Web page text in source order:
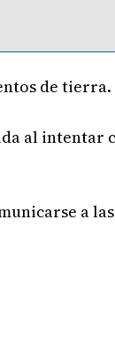
de tierra.
al intentar
a